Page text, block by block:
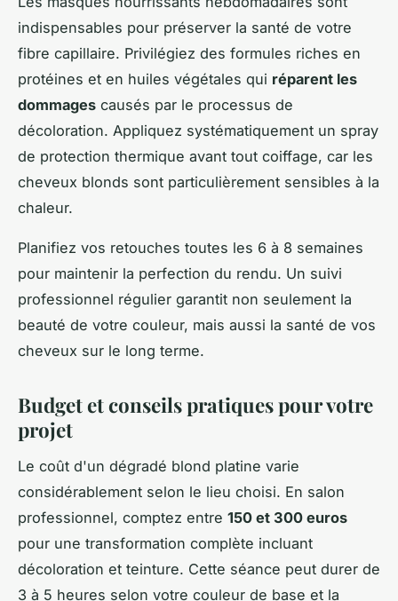
indispensables pour préserver la santé de votre
fibre capillaire. Privilégiez des formules riches en
protéines et en huiles végétales qui réparent les
dommages causés par le processus de
décoloration. Appliquez systématiquement un spray
de protection thermique avant tout coiffage, car les
cheveux blonds sont particulièrement sensibles à la
chaleur.
Planifiez vos retouches toutes les 6 à 8 semaines
pour maintenir la perfection du rendu. Un suivi
professionnel régulier garantit non seulement la
beauté de votre couleur, mais aussi la santé de vos
cheveux sur le long terme.
Budget et conseils pratiques pour votre
projet
Le coût d'un dégradé blond platine varie
considérablement selon le lieu choisi. En salon
professionnel, comptez entre 150 et 300 euros
pour une transformation complète incluant
décoloration et teinture. Cette séance peut durer de
3 à 5 heures selon votre couleur de base et la